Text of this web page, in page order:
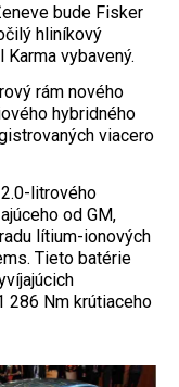
bude Fisker
hliníkový
vybavený.
rám nového
hybridného
viacero
litrového
od GM,
lítium-ionových
Tieto batérie
286 Nm krútiaceho